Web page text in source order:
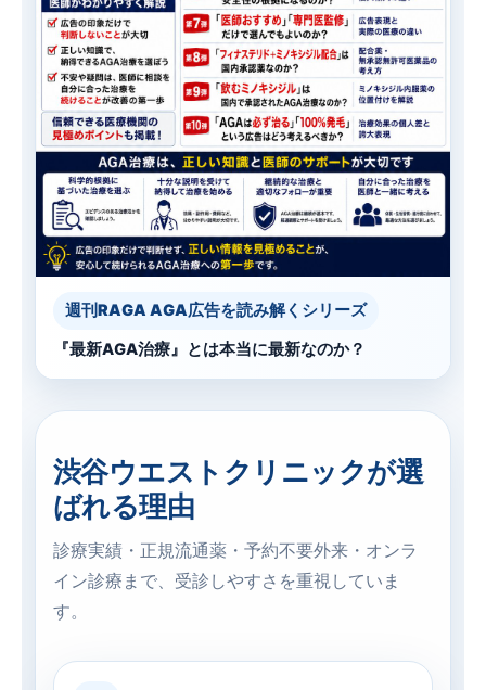
週刊RAGA AGA広告を読み解くシリーズ
『最新AGA治療』とは本当に最新なのか？
渋谷ウエストクリニックが選
ばれる理由
診療実績・正規流通薬・予約不要外来・オンラ
イン診療まで、受診しやすさを重視していま
す。